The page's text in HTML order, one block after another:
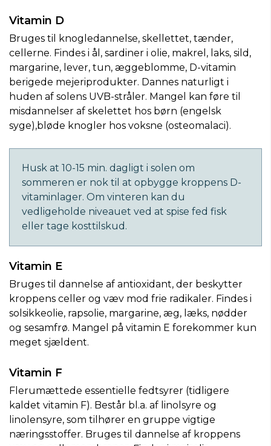
Vitamin D
Bruges til knogledannelse, skellettet, tænder,
cellerne. Findes i ål, sardiner i olie, makrel, laks, sild,
margarine, lever, tun, æggeblomme, D-vitamin
berigede mejeriprodukter. Dannes naturligt i
huden af solens UVB-stråler. Mangel kan føre til
misdannelser af skelettet hos børn (engelsk
syge),bløde knogler hos voksne (osteomalaci).
Husk at 10-15 min. dagligt i solen om
sommeren er nok til at opbygge kroppens D-
vitaminlager. Om vinteren kan du
vedligeholde niveauet ved at spise fed fisk
eller tage kosttilskud.
Vitamin E
Bruges til dannelse af antioxidant, der beskytter
kroppens celler og væv mod frie radikaler. Findes i
solsikkeolie, rapsolie, margarine, æg, læks, nødder
og sesamfrø. Mangel på vitamin E forekommer kun
meget sjældent.
Vitamin F
Flerumættede essentielle fedtsyrer (tidligere
kaldet vitamin F). Består bl.a. af linolsyre og
linolensyre, som tilhører en gruppe vigtige
næringsstoffer. Bruges til dannelse af kroppens